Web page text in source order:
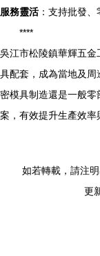
服務靈活 ：支持批發
****
吳江市松陵鎮華輝五
具配套，成為當地及
密模具制造還是一般
案，有效提升生產效率
如若轉載，請注
更